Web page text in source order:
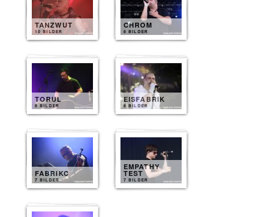
TANZWUT
10 BILDER
CHROM
8 BILDER
TORUL
8 BILDER
EISFABRIK
8 BILDER
FABRIKC
7 BILDER
EMPATHY
TEST
7 BILDER